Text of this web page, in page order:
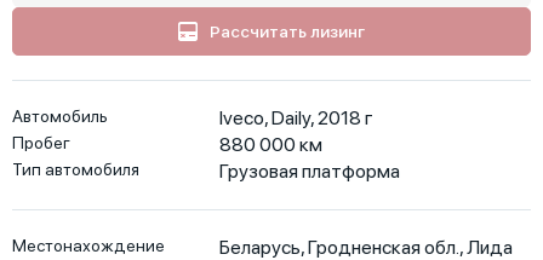
Рассчитать лизинг
Автомобиль Iveco, Daily, 2018 г
Пробег 880 000км
Тип автомобиля Грузовая платформа
Местонахождение Беларусь,Гродненская обл.,Лида